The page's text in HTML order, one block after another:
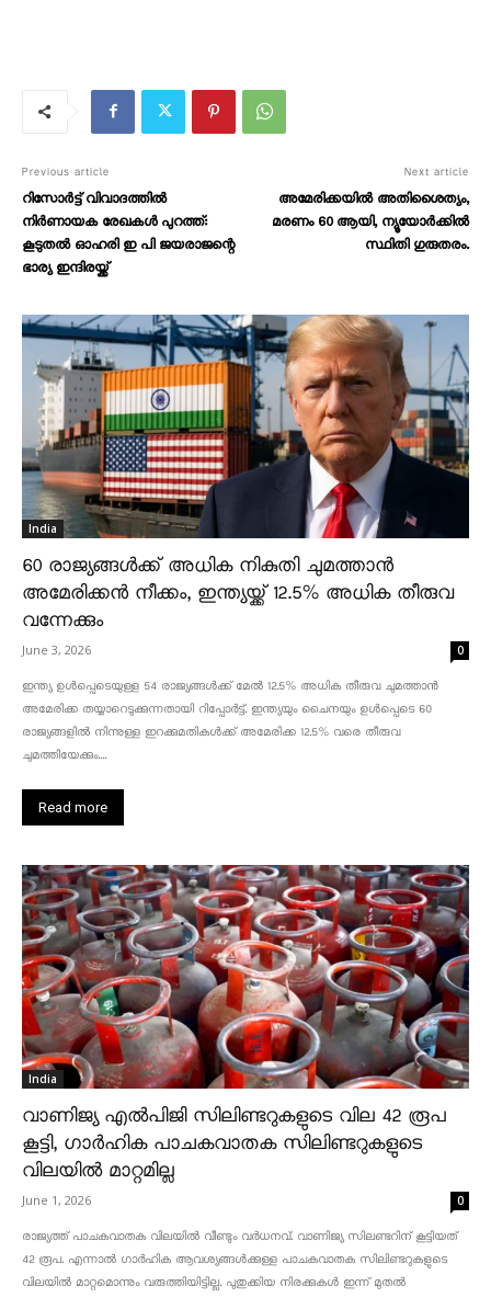
Previous article
റിസോർട്ട് വിവാദത്തിൽ
നിർണായക രേഖകൾ പുറത്ത്:
കൂടുതൽ ഓഹരി ഇ പി ജയരാജന്റെ
ഭാര്യ ഇന്ദിരയ്ക്ക്
Next article
അമേരിക്കയിൽ അതിശൈത്യം,
മരണം 60 ആയി, ന്യൂയോർക്കിൽ
സ്ഥിതി ഗുരുതരം.
India
60 രാജ്യങ്ങൾക്ക് അധിക നികുതി ചുമത്താൻ
അമേരിക്കൻ നീക്കം, ഇന്ത്യയ്ക്ക് 12.5% അധിക തീരുവ
വന്നേക്കും
June 3, 2026 0
ഇന്ത്യ ഉൾപ്പെടെയുള്ള 54 രാജ്യങ്ങൾക്ക് മേൽ 12.5% അധിക തീരുവ ചുമത്താൻ
അമേരിക്ക തയ്യാറെടുക്കുന്നതായി റിപ്പോർട്ട്. ഇന്ത്യയും ചൈനയും ഉൾപ്പെടെ 60
രാജ്യങ്ങളിൽ നിന്നുള്ള ഇറക്കുമതികൾക്ക് അമേരിക്ക 12.5% ​​വരെ തീരുവ
ചുമത്തിയേക്കും....
Read more
India
വാണിജ്യ എൽപിജി സിലിണ്ടറുകളുടെ വില 42 രൂപ
കൂട്ടി, ഗാർഹിക പാചകവാതക സിലിണ്ടറുകളുടെ
വിലയിൽ മാറ്റമില്ല
June 1, 2026 0
രാജ്യത്ത് പാചകവാതക വിലയിൽ വീണ്ടും വർധനവ്. വാണിജ്യ സിലണ്ടറിന് കൂട്ടിയത്
42 രൂപ. എന്നാൽ ഗാർഹിക ആവശ്യങ്ങൾക്കുള്ള പാചകവാതക സിലിണ്ടറുകളുടെ
വിലയിൽ മാറ്റമൊന്നും വരുത്തിയിട്ടില്ല. പുതുക്കിയ നിരക്കുകൾ ഇന്ന് മുതൽ